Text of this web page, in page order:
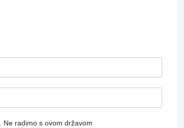
Ne radimo s ovom državom